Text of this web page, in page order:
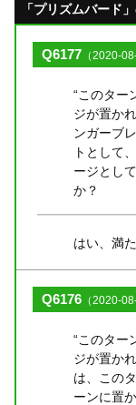
「プリズムバード
Q6177 （2020-
“このター
ジが置か
ンガーブ
トとして
ージとし
か？
はい、満
Q6176 （2020-
“このター
ジが置か
は、この
ーンに置